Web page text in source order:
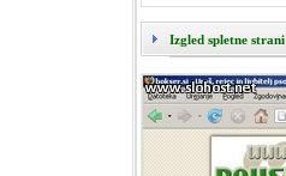
Izgled spletne strani